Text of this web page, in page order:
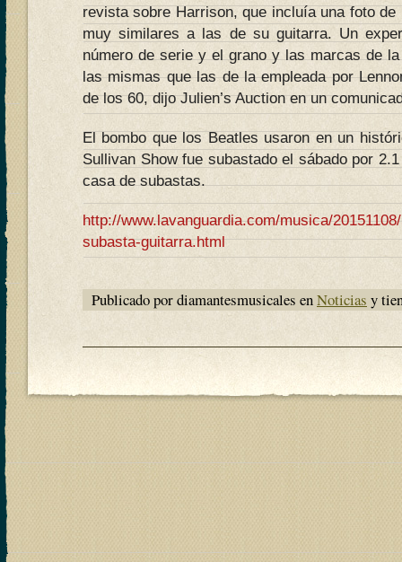
revista sobre Harrison, que incluía una foto
muy similares a las de su guitarra. Un
número de serie y el grano y las marcas de
las mismas que las de la empleada por
de los 60, dijo Julien’s Auction en un
El bombo que los Beatles usaron en un
Sullivan Show fue subastado el sábado por
casa de subastas.
http://www.lavanguardia.com/musica/
subasta-guitarra.html
Publicado por diamantesmusicales enNoticias y